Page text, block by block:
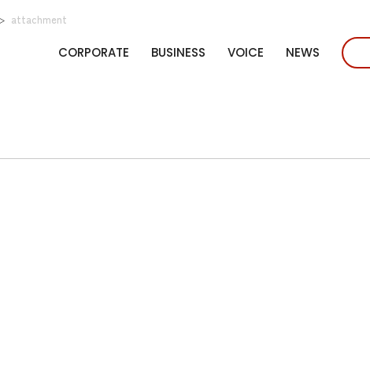
CORPORATE BUSINESS VOICE NEWS
attachment